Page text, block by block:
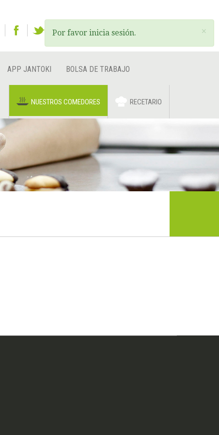
ES
APP JANTOKI BOLSA DE TRABAJO
NUESTROS COMEDORES RECETARIO
×
Por favor inicia sesión.